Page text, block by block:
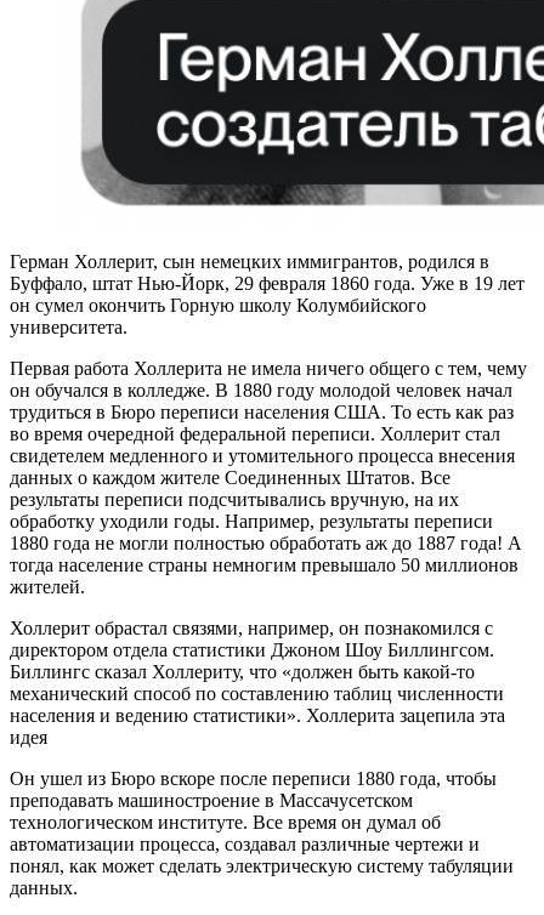
Герман Холлерит, сын немецких иммигрантов, родился в
Буффало, штат Нью-Йорк, 29 февраля 1860 года. Уже в 19 лет
он сумел окончить Горную школу Колумбийского
университета.
Первая работа Холлерита не имела ничего общего с тем, чему
он обучался в колледже. В 1880 году молодой человек начал
трудиться в Бюро переписи населения США. То есть как раз
во время очередной федеральной переписи. Холлерит стал
свидетелем медленного и утомительного процесса внесения
данных о каждом жителе Соединенных Штатов. Все
результаты переписи подсчитывались вручную, на их
обработку уходили годы. Например, результаты переписи
1880 года не могли полностью обработать аж до 1887 года! А
тогда население страны немногим превышало 50 миллионов
жителей.
Холлерит обрастал связями, например, он познакомился с
директором отдела статистики Джоном Шоу Биллингсом.
Биллингс сказал Холлериту, что «должен быть какой-то
механический способ по составлению таблиц численности
населения и ведению статистики». Холлерита зацепила эта
идея
Он ушел из Бюро вскоре после переписи 1880 года, чтобы
преподавать машиностроение в Массачусетском
технологическом институте. Все время он думал об
автоматизации процесса, создавал различные чертежи и
понял, как может сделать электрическую систему табуляции
данных.